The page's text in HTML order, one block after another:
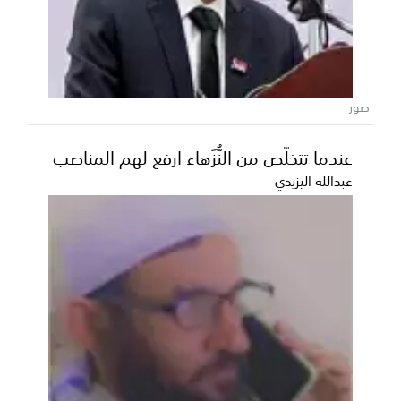
بنك السلام كابيتال يشارك في الحوار
الأمريكي – العربي الأفريقي للقطاع الخاص
في خطوة تعكس حرصه على مواكبة المستجدات
الاقتصادية والمصرفية الإقليمية والدولية، شارك بنك
السلام كابي...
صور
عندما تتخلّص من النُّزَهاء ارفع لهم المناصب
عبدالله اليزيدي